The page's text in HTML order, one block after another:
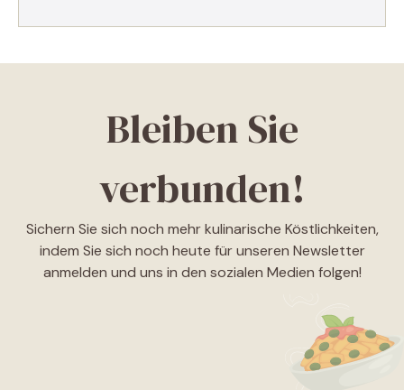
Bleiben Sie
verbunden!
Sichern Sie sich noch mehr kulinarische Köstlichkeiten,
indem Sie sich noch heute für unseren Newsletter
anmelden und uns in den sozialen Medien folgen!